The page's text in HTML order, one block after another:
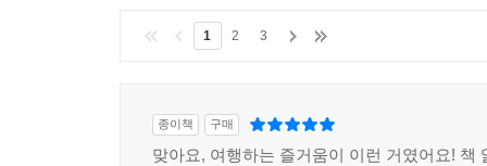
1 2 3
종이책 구매
맞아요, 여행하는 즐거움이 이런 거였어요! 책